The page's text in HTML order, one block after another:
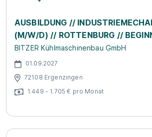
AUSBILDUNG //
(M/W/D) // ROTTENBURG //
BITZER Kühlmaschinenbau GmbH
01.09.2027
72108 Ergenzingen
1.449 - 1.705 € pro Monat